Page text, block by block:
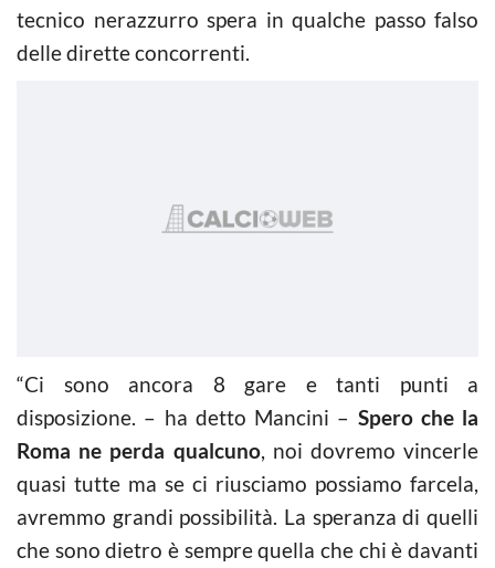
tecnico nerazzurro spera in qualche passo falso
delle dirette concorrenti.
“Ci sono ancora 8 gare e tanti punti a
disposizione. – ha detto Mancini – Spero che la
Roma ne perda qualcuno, noi dovremo vincerle
quasi tutte ma se ci riusciamo possiamo farcela,
avremmo grandi possibilità. La speranza di quelli
che sono dietro è sempre quella che chi è davanti